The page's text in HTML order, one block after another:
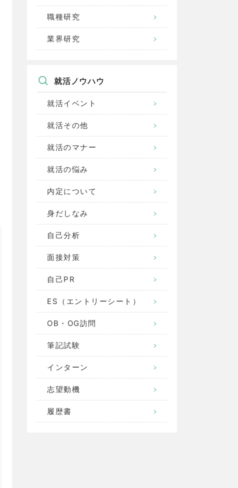
職種研究
業界研究
就活ノウハウ
就活イベント
就活その他
就活のマナー
就活の悩み
内定について
身だしなみ
自己分析
面接対策
自己PR
ES（エントリーシート）
OB・OG訪問
筆記試験
インターン
志望動機
履歴書